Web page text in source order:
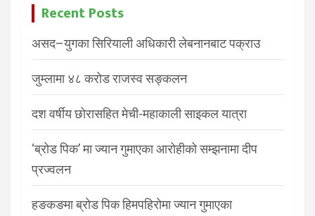
Recent Posts
असद–युगका सिरियाली अधिकारी लेबनानबाट पक्राउ
जुम्लामा ४८ करोड राजस्व सङ्कलन
दश वर्षीय छोरासहित मेची-महाकाली साइकल यात्रा
‘ब्रोड पिक’ मा ज्यान गुमाएका आरोहीको सम्झनामा दीप
प्रज्वलन
हङकङमा ब्रोड पिक हिमपहिरोमा ज्यान गुमाएका